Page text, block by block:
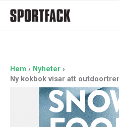
Hem
Nyheter
Ny kokbok visar att